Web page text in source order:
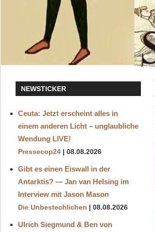
NEWSTICKER
Ceuta: Jetzt erscheint alles in
einem anderen Licht – unglaubliche
Wendung LIVE!
Pressecop24 08.08.2026
Gibt es einen Eiswall in der
Antarktis? — Jan van Helsing im
Interview mit Jason Mason
Die Unbestechlichen 08.08.2026
Ulrich Siegmund & Ben von